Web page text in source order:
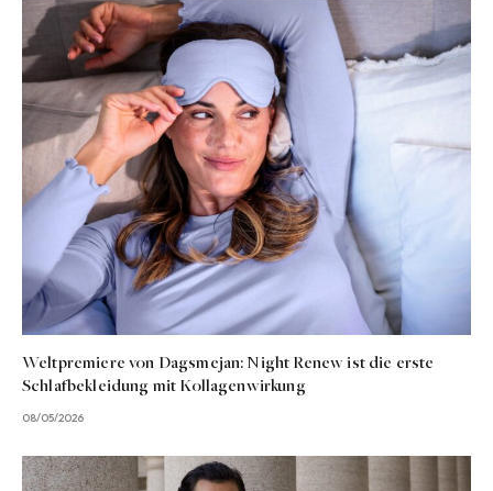
Weltpremiere von Dagsmejan: Night Renew ist die erste
Schlafbekleidung mit Kollagenwirkung
08/05/2026